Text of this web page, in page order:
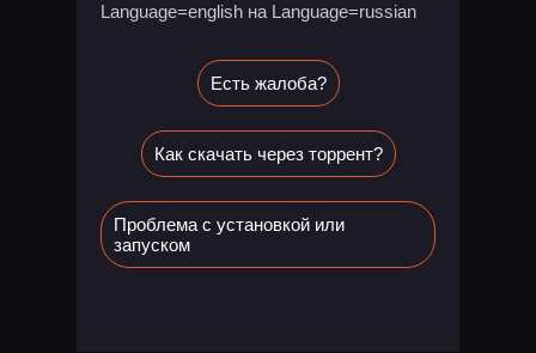
Language=english на Language=russian
Есть жалоба?
Как скачать через торрент?
Проблема с установкой или
запуском